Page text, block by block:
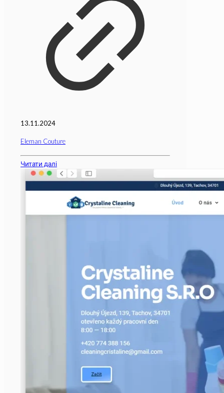
13.11.2024
Eleman Couture
Читати далі